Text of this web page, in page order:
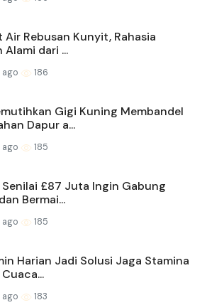
Air Rebusan Kunyit, Rahasia
Alami dari ...
186
Gigi Kuning Membandel
Dapur a...
185
£87 Juta Ingin Gabung
Bermai...
185
Harian Jadi Solusi Jaga Stamina
183